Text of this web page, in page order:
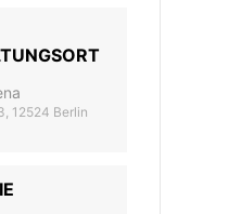
12524 Berlin